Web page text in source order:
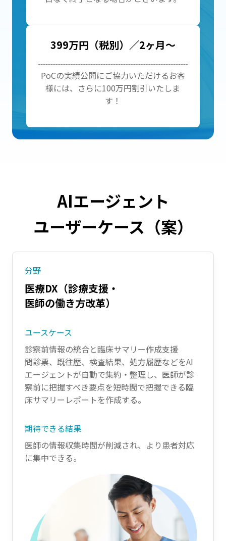
399万円（税別）／2ヶ月～
PoCの実績公開にご協力いただけるお客
様には、さらに100万円割引いたしま
す！
AIエージェント
ユーザーケース（案）
分野
医療DX（診療支援・
医師の働き方改革）
ユースケース
診察前情報の統合と臨床サマリー作成支援
問診票、既往歴、検査結果、処方履歴などをAI
エージェントが自動で集約・整理し、医師が診
察前に把握すべき要点を短時間で把握できる臨
床サマリーレポートを作成する。
期待できる結果
医師の情報収集時間が削減され、より患者対応
に集中できる。